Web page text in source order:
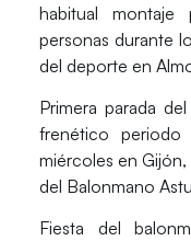
habitual
personas durante
del deporte en
Primera parada
frenético periodo
miércoles enGijón
del Balonmano
Fiesta del